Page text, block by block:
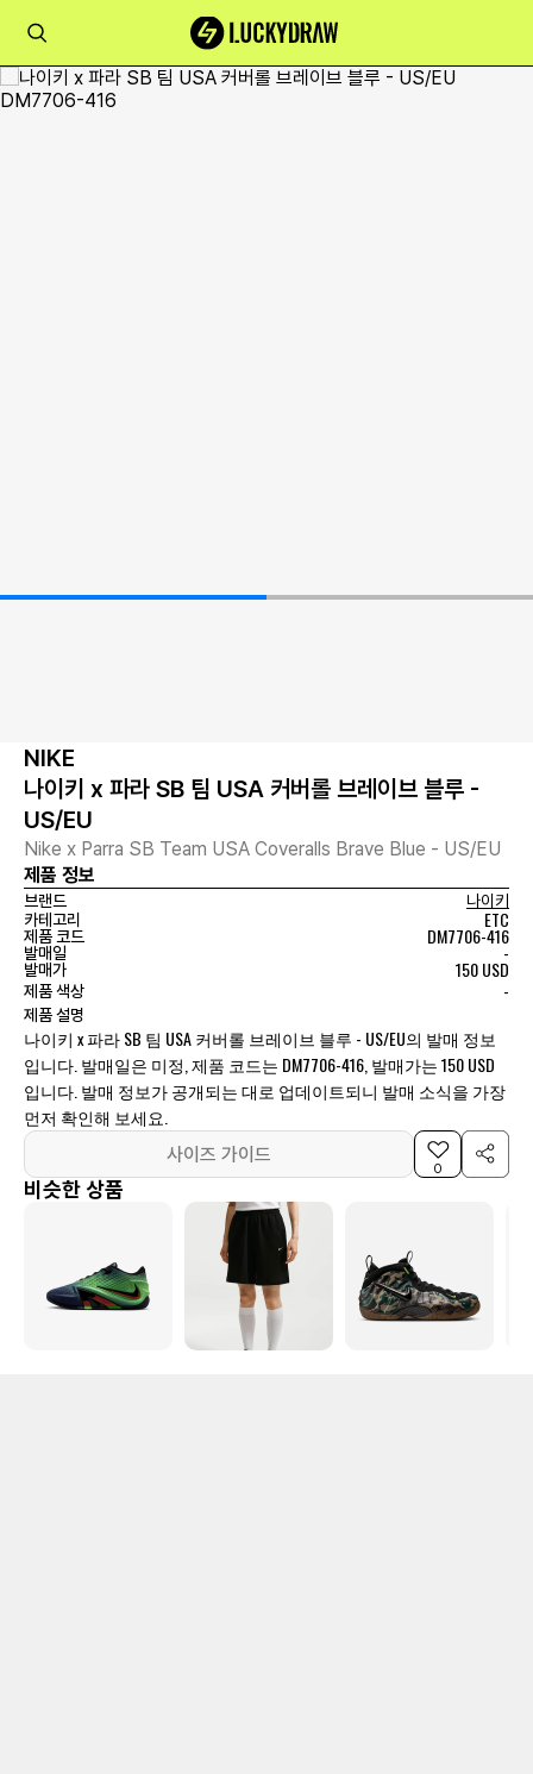
NIKE
나이키 x 파라 SB 팀 USA 커버롤 브레이브 블루 -
US/EU
Nike x Parra SB Team USA Coveralls Brave Blue - US/EU
제품 정보
브랜드
나이키
카테고리
ETC
제품 코드 DM7706-416
발매일 -
발매가 150 USD
제품 색상 -
제품 설명
나이키 x 파라 SB 팀 USA 커버롤 브레이브 블루 - US/EU의 발매 정보
입니다. 발매일은 미정, 제품 코드는 DM7706-416, 발매가는 150 USD
입니다. 발매 정보가 공개되는 대로 업데이트되니 발매 소식을 가장
먼저 확인해 보세요.
사이즈 가이드
0
비슷한 상품